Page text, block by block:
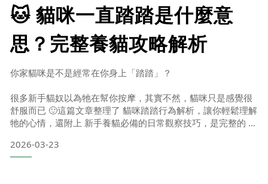
周
🐱 貓咪一直踏踏是什麼意
思？完整養貓攻略解析
你家貓咪是不是經常在你身上「踏踏」？
很多新手貓奴以為牠在幫你按摩，其實不然，貓咪只是感覺很
舒服而已 🙂這篇文章整理了 貓咪踏踏行為解析，讓你輕鬆理解
牠的心情，還附上 新手養貓必備的日常觀察技巧，是完整的 養
前腳踩媽媽的肚子，
2026-03-23